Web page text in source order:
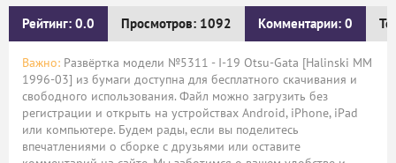
Рейтинг: 0.0 Просмотров: 1092 Комментарии: 0
Важно: Развёртка модели №5311 - I-19 Otsu-Gata [Halinski MM
1996-03] из бумаги доступна для бесплатного скачивания и
свободного использования. Файл можно загрузить без
регистрации и открыть на устройствах Android, iPhone, iPad
или компьютере. Будем рады, если вы поделитесь
впечатлениями о сборке с друзьями или оставите